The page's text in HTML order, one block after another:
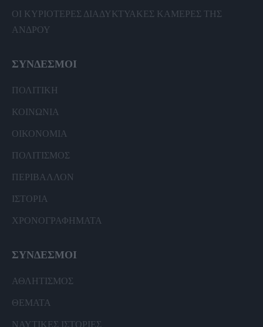
ΟΙ ΚΥΡΙΟΤΕΡΕΣ ΔΙΑΔΥΚΤΥΑΚΕΣ ΚΑΜΕΡΕΣ ΤΗΣ
ΑΝΔΡΟΥ
ΣΥΝΔΕΣΜΟΙ
ΠΟΛΙΤΙΚΗ
ΚΟΙΝΩΝΙΑ
ΟΙΚΟΝΟΜΙΑ
ΠΟΛΙΤΙΣΜΟΣ
ΠΕΡΙΒΑΛΛΟΝ
ΙΣΤΟΡΙΑ
ΧΡΟΝΟΓΡΑΦΗΜΑΤΑ
ΣΥΝΔΕΣΜΟΙ
ΑΘΛΗΤΙΣΜΟΣ
ΘΕΜΑΤΑ
ΝΑΥΤΙΚΕΣ ΙΣΤΟΡΙΕΣ